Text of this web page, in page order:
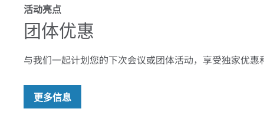
活动亮点
团体优惠
与我们一起计划您的下次会议或团体活动，享受独家优
更多信息,